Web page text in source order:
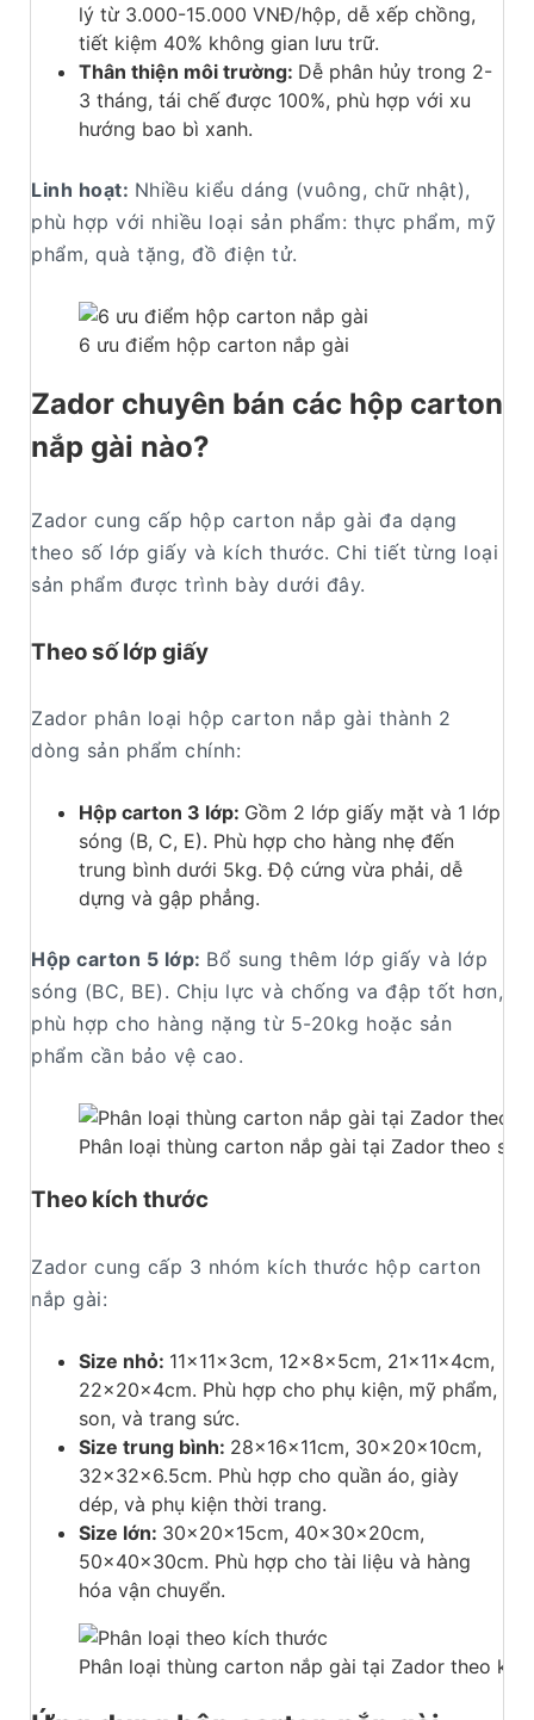
lý từ 3.000-15.000 VNĐ/hộp, dễ xếp chồng,
tiết kiệm 40% không gian lưu trữ.
Thân thiện môi trường: Dễ phân hủy trong 2-
3 tháng, tái chế được 100%, phù hợp với xu
hướng bao bì xanh.
Linh hoạt: Nhiều kiểu dáng (vuông, chữ nhật),
phù hợp với nhiều loại sản phẩm: thực phẩm, mỹ
phẩm, quà tặng, đồ điện tử.
6 ưu điểm hộp carton nắp gài
Zador chuyên bán các hộp carton
nắp gài nào?
Zador cung cấp hộp carton nắp gài đa dạng
theo số lớp giấy và kích thước. Chi tiết từng loại
sản phẩm được trình bày dưới đây.
Theo số lớp giấy
Zador phân loại hộp carton nắp gài thành 2
dòng sản phẩm chính:
Hộp carton 3 lớp: Gồm 2 lớp giấy mặt và 1 lớp
sóng (B, C, E). Phù hợp cho hàng nhẹ đến
trung bình dưới 5kg. Độ cứng vừa phải, dễ
dựng và gập phẳng.
Hộp carton 5 lớp: Bổ sung thêm lớp giấy và lớp
sóng (BC, BE). Chịu lực và chống va đập tốt hơn,
phù hợp cho hàng nặng từ 5-20kg hoặc sản
phẩm cần bảo vệ cao.
Phân loại thùng carton nắp gài tại Zador theo số
Theo kích thước
Zador cung cấp 3 nhóm kích thước hộp carton
nắp gài:
Size nhỏ: 11x11x3cm, 12x8x5cm, 21x11x4cm,
22x20x4cm. Phù hợp cho phụ kiện, mỹ phẩm,
son, và trang sức.
Size trung bình: 28x16x11cm, 30x20x10cm,
32x32x6.5cm. Phù hợp cho quần áo, giày
dép, và phụ kiện thời trang.
Size lớn: 30x20x15cm, 40x30x20cm,
50x40x30cm. Phù hợp cho tài liệu và hàng
hóa vận chuyển.
Phân loại thùng carton nắp gài tại Zador theo